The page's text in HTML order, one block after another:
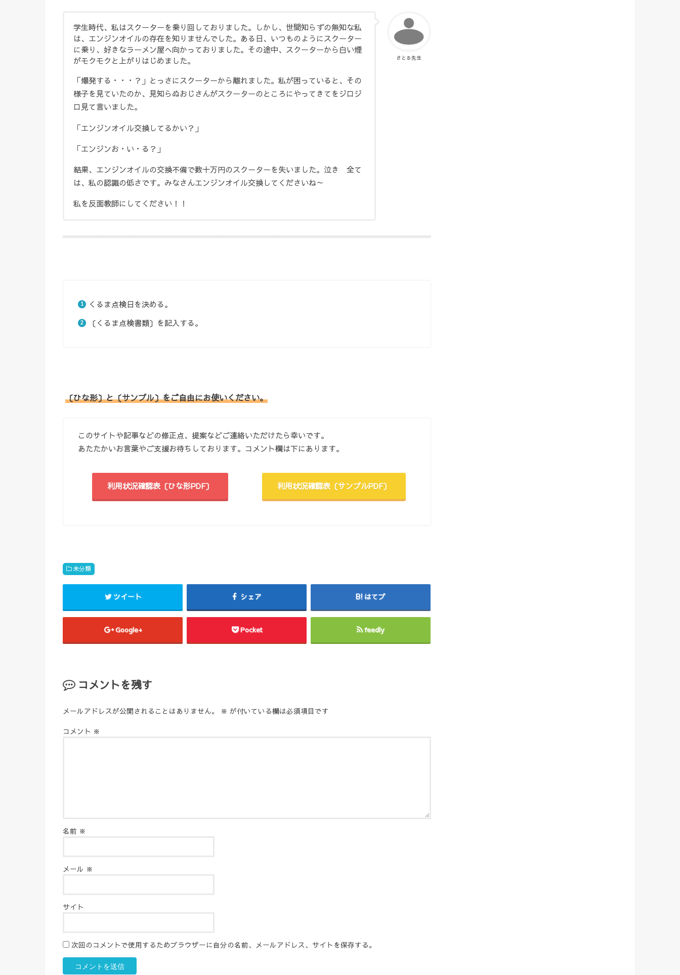
さとる先生
学生時代、私はスクーターを乗り回しておりました。 しかし、世間知らずの無知な私
は、エンジンオイルの存在を知りませんでした。 ある日、いつものようにスクーター
に乗り、好きなラーメン屋へ向かっておりました。 その途中、スクーターから白い煙
がモクモクと上がりはじめました。
「爆発する・・・？」とっさにスクーターから離れました。私が困っていると、その
様子を見ていたのか、見知らぬおじさんがスクーターのところにやってきてをジロジ
ロ見て言いました。
「エンジンオイル交換してるかい？」
「エンジンお・い・る？」
結果、エンジンオイルの交換不備で数十万円のスクーターを失いました。泣き 全て
は、私の認識の低さです。みなさんエンジンオイル交換してくださいね～
私を反面教師にしてください！！
くるま点検日を決める。
〔くるま点検書類〕を記入する。
〔ひな形〕と〔サンプル〕をご自由にお使いください。
このサイトや記事などの修正点、提案などご連絡いただけたら幸いです。
あたたかいお言葉やご支援お待ちしております。コメント欄は下にあります。
利用状況確認表〔ひな形PDF〕 利用状況確認表〔サンプルPDF〕
未分類
ツイート シェア はてブ
Google+ Pocket feedly
コメントを残す
メールアドレスが公開されることはありません。 ※ が付いている欄は必須項目です
コメント ※
名前 ※
メール ※
サイト
次回のコメントで使用するためブラウザーに自分の名前、メールアドレス、サイトを保存する。